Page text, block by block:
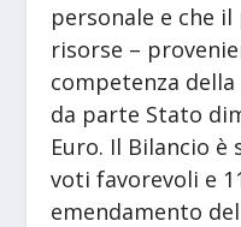
personale e che
risorse –
competenza
da parte Stato
Euro. Il Bilancio
voti favorevoli e
emendamento